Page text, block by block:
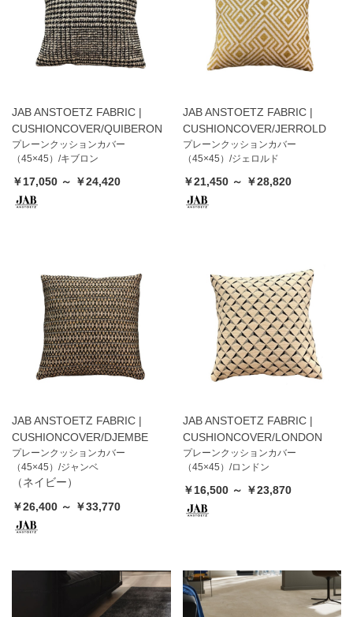
JAB ANSTOETZ FABRIC |
CUSHIONCOVER/QUIBERON
プレーンクッションカバー
（45×45）/キブロン
￥17,050 ～ ￥24,420
JAB ANSTOETZ FABRIC |
CUSHIONCOVER/JERROLD
プレーンクッションカバー
（45×45）/ジェロルド
￥21,450 ～ ￥28,820
JAB ANSTOETZ FABRIC |
CUSHIONCOVER/DJEMBE
プレーンクッションカバー
（45×45）/ジャンベ
（ネイビー）
￥26,400 ～ ￥33,770
JAB ANSTOETZ FABRIC |
CUSHIONCOVER/LONDON
プレーンクッションカバー
（45×45）/ロンドン
￥16,500 ～ ￥23,870